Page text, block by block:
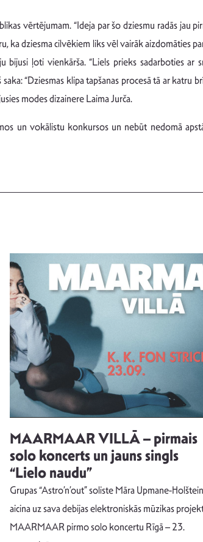
vērtējumam. “Ideja par šo dziesmu radās jau
ka dziesma cilvēkiem liks vēl vairāk aizdomāties
bijusi ļoti vienkārša. “Liels prieks sadarboties ar
“Dziesmas klipa tapšanas procesā tā ar katru
modes dizainere Laima Jurča.
un vokālistu konkursos un nebūt nedomā
MAARMAAR VILLĀ – pirmais
solo koncerts un jauns singls
“Lielo naudu”
Grupas “Astro’n’out” soliste Māra Upmane-
aicina uz sava debijas elektroniskās mūzikas
MAARMAAR pirmo solo koncertu Rīgā – 23.